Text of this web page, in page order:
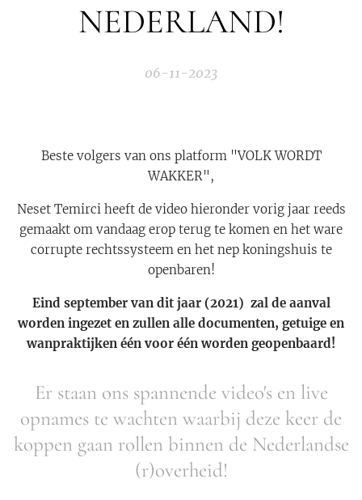
NEDERLAND!
06-11-2023
Beste volgers van ons platform "VOLK WORDT
WAKKER",
Neset Temirci heeft de video hieronder vorig jaar reeds
gemaakt om vandaag erop terug te komen en het ware
corrupte rechtssysteem en het nep koningshuis te
openbaren!
Eind september van dit jaar (2021) zal de aanval
worden ingezet en zullen alle documenten, getuige en
wanpraktijken één voor één worden geopenbaard!
Er staan ons spannende video's en live
opnames te wachten waarbij deze keer de
koppen gaan rollen binnen de Nederlandse
(r)overheid!